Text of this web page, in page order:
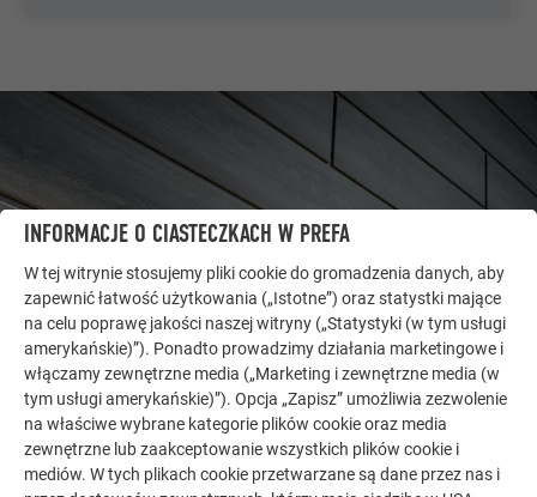
DAJ SIĘ ZAINSPIROWAĆ
DALSZE OBIEKTY
Galeria referencyjna PREFA pokazuje, jak
INFORMACJE O CIASTECZKACH W PREFA
W tej witrynie stosujemy pliki cookie do gromadzenia danych, aby
zapewnić łatwość użytkowania („Istotne”) oraz statystki mające
na celu poprawę jakości naszej witryny („Statystyki (w tym usługi
amerykańskie)”). Ponadto prowadzimy działania marketingowe i
włączamy zewnętrzne media („Marketing i zewnętrzne media (w
tym usługi amerykańskie)”). Opcja „Zapisz” umożliwia zezwolenie
na właściwe wybrane kategorie plików cookie oraz media
zewnętrzne lub zaakceptowanie wszystkich plików cookie i
mediów. W tych plikach cookie przetwarzane są dane przez nas i